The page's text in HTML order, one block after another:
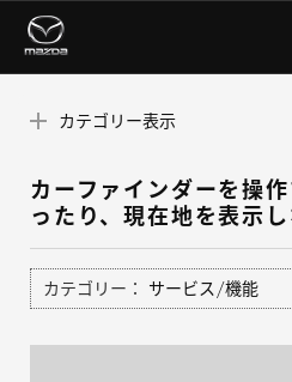
カテゴリー表示
カーファインダーを操
ったり、現在地を表示
カテゴリー： サービス/機能